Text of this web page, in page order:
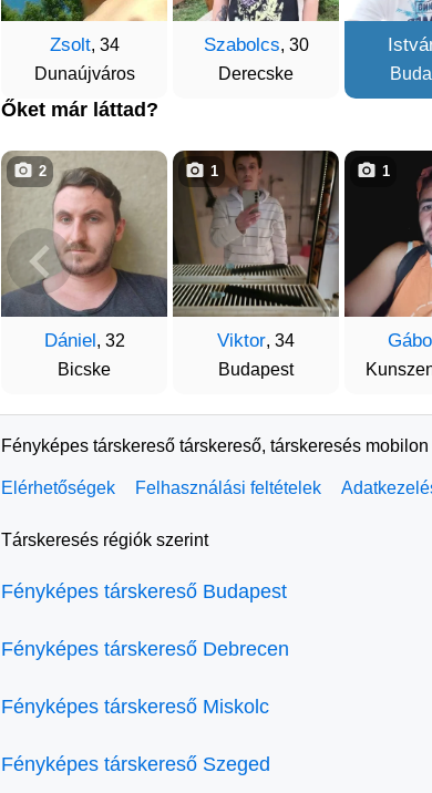
Zsolt, 34
Dunaújváros
Szabolcs, 30
Derecske
Őket már láttad?
Dániel, 32
Bicske
2
Viktor, 34
Budapest
1 1
Fényképes társkereső társkereső, társkeresés mobilon
Elérhetőségek Felhasználási feltételek
Társkeresés régiók szerint
Fényképes társkereső Budapest
Fényképes társkereső Debrecen
Fényképes társkereső Miskolc
Fényképes társkereső Szeged